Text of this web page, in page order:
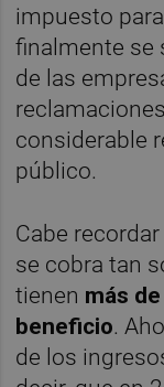
impuesto
finalmente se
de las
considerable
público.
Cabe
se cobra tan
tienen más
beneficio.
de los